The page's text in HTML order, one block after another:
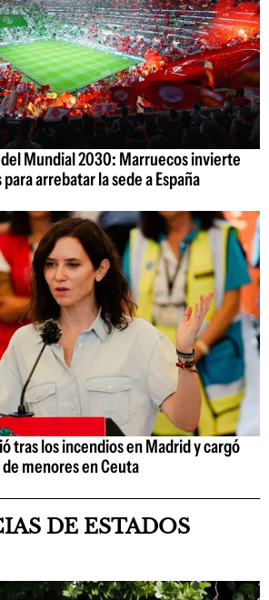
Mundial 2030: Marruecos invierte
arrebatar la sede a España
tras los incendios en Madrid y cargó
menores en Ceuta
DE ESTADOS